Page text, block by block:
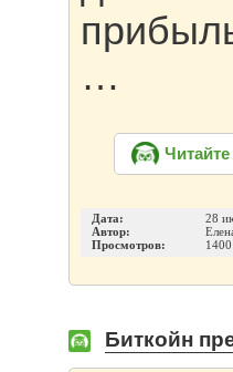
…
Дата:
28
Автор:
Просмотров:
1400
Биткойн